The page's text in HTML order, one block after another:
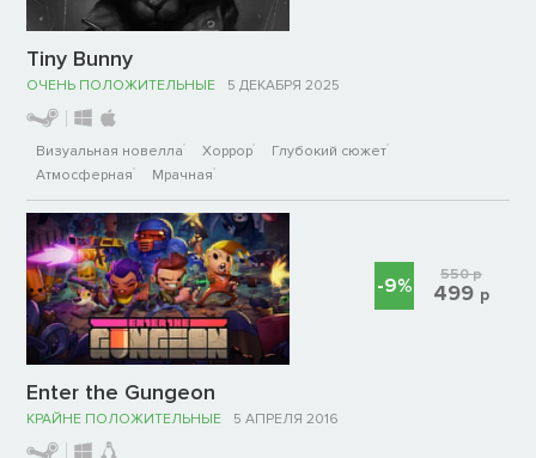
Tiny Bunny
ОЧЕНЬ ПОЛОЖИТЕЛЬНЫЕ 5 ДЕКАБРЯ 2025
Визуальная новелла Хоррор
Глубокий сюжет
Атмосферная
Мрачная
Enter the Gungeon
КРАЙНЕ ПОЛОЖИТЕЛЬНЫЕ 5 АПРЕЛЯ 2016
-9% 550р
499 р